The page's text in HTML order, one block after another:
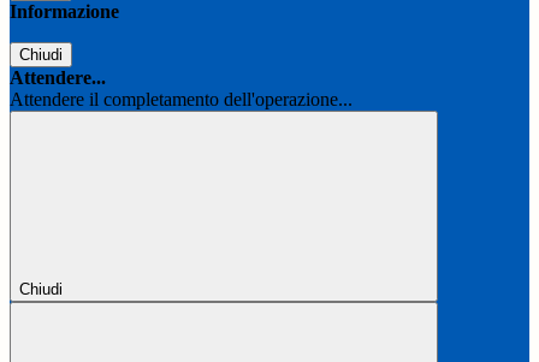
Informazione
Chiudi
Attendere...
Attendere il completamento dell'operazione...
Chiudi